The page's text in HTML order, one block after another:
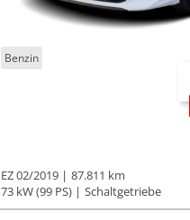
Benzin
EZ 02/2019
87.811 km
73 kW (99 PS)
Schaltgetriebe